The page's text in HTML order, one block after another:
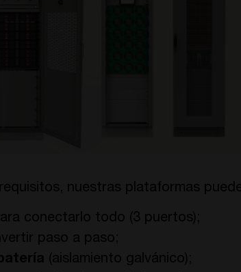
nuestras plataformas
conectarlo todo (3 puertos);
paso a paso;
(aislamiento galvánico);